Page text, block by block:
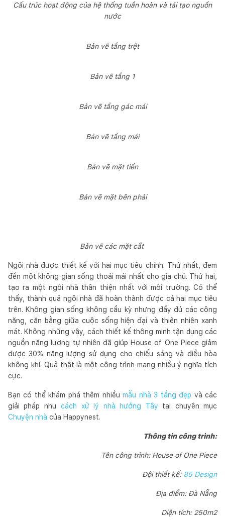
Cấu trúc hoạt động của hệ thống tuần hoàn và tái tạo nguồn
nước
Bản vẽ tầng trệt
Bản vẽ tầng 1
Bản vẽ tầng gác mái
Bản vẽ tầng mái
Bản vẽ mặt tiền
Bản vẽ mặt bên phải
Bản vẽ các mặt cắt
Ngôi nhà được thiết kế với hai mục tiêu chính. Thứ nhất, đem
đến một không gian sống thoải mái nhất cho gia chủ. Thứ hai,
tạo ra một ngôi nhà thân thiện nhất với môi trường. Có thể
thấy, thành quả ngôi nhà đã hoàn thành được cả hai mục tiêu
trên. Không gian sống không cầu kỳ nhưng đầy đủ các công
năng, căn bằng giữa cuộc sống hiện đại và thiên nhiên xanh
mát. Không những vậy, cách thiết kế thông minh tận dụng các
nguồn năng lượng tự nhiên đã giúp House of One Piece giảm
được 30% năng lượng sử dụng cho chiếu sáng và điều hòa
không khí. Quả thật là một công trình mang nhiều ý nghĩa tích
cực.
Bạn có thể khám phá thêm nhiềumẫu nhà 3 tầng đẹp và các
giải pháp nhưcách xử lý nhà hướng Tây tại chuyên mục
Chuyện nhà của Happynest.
Thông tin công trình:
Tên công trình: House of One Piece
Đội thiết kế: 85 Design
Địa điểm: Đà Nẵng
Diện tích: 250m2